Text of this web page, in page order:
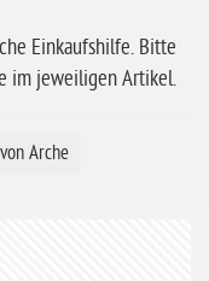
Einkaufshilfe. Bitte
im jeweiligen Artikel.
Arche